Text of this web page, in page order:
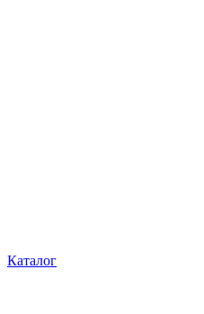
Каталог